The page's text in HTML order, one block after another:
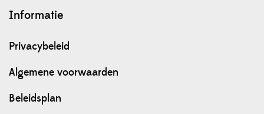
Informatie
Privacybeleid
Algemene voorwaarden
Beleidsplan